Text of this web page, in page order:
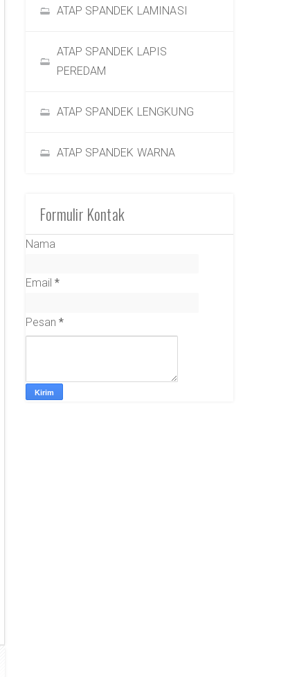
ATAP SPANDEK LAMINASI
ATAP SPANDEK LAPIS
PEREDAM
ATAP SPANDEK LENGKUNG
ATAP SPANDEK WARNA
Formulir Kontak
Nama
Email*
Pesan*